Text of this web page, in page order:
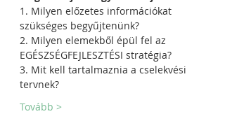
1. Milyen előzetes információkat
szükséges begyűjtenünk?
2. Milyen elemekből épül fel az
EGÉSZSÉGFEJLESZTÉSI stratégia?
3. Mit kell tartalmaznia a cselekvési
tervnek?
Tovább >